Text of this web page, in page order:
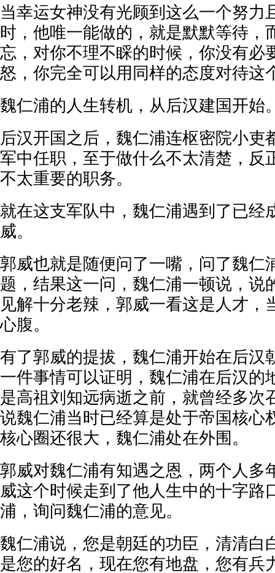
当幸运女神没有光顾到这么一个努力
时，他唯一能做的，就是默默等待，
忘，对你不理不睬的时候，你没有必
怒，你完全可以用同样的态度对待这
魏仁浦的人生转机，从后汉建国开始
后汉开国之后，魏仁浦连枢密院小吏
军中任职，至于做什么不太清楚，反
不太重要的职务。
就在这支军队中，魏仁浦遇到了已经
威。
郭威也就是随便问了一嘴，问了魏仁
题，结果这一问，魏仁浦一顿说，说
见解十分老辣，郭威一看这是人才，
心腹。
有了郭威的提拔，魏仁浦开始在后汉
一件事情可以证明，魏仁浦在后汉的
是高祖刘知远病逝之前，就曾经多次
说魏仁浦当时已经算是处于帝国核心
核心圈还很大，魏仁浦处在外围。
郭威对魏仁浦有知遇之恩，两个人多
威这个时候走到了他人生中的十字路
浦，询问魏仁浦的意见。
魏仁浦说，您是朝廷的功臣，清清白
是您的好名，现在您有地盘，您有兵